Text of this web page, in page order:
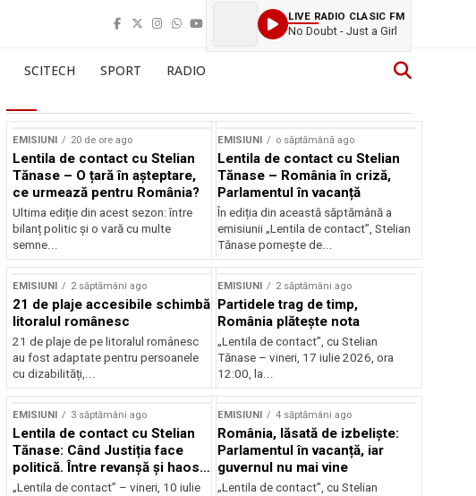
LIVE RADIO CLASIC FM
No Doubt - Just a Girl
SCITECH SPORT RADIO
EMISIUNI 20 de ore ago
Lentila de contact cu Stelian
Tănase – O țară în așteptare,
ce urmează pentru România?
Ultima ediție din acest sezon: între
bilanț politic și o vară cu multe
semne...
EMISIUNI o săptămână ago
Lentila de contact cu Stelian
Tănase – România în criză,
Parlamentul în vacanță
În ediția din această săptămână a
emisiunii „Lentila de contact”, Stelian
Tănase pornește de...
EMISIUNI 2 săptămâni ago
21 de plaje accesibile schimbă
litoralul românesc
21 de plaje de pe litoralul românesc
au fost adaptate pentru persoanele
cu dizabilități,...
EMISIUNI 2 săptămâni ago
Partidele trag de timp,
România plătește nota
„Lentila de contact”, cu Stelian
Tănase – vineri, 17 iulie 2026, ora
12:00, la...
EMISIUNI 3 săptămâni ago
Lentila de contact cu Stelian
Tănase: Când Justiția face
politică. Între revanșă și haos
instituțional
„Lentila de contact” – vineri, 10 iulie
EMISIUNI 4 săptămâni ago
România, lăsată de izbeliște:
Parlamentul în vacanță, iar
guvernul nu mai vine
„Lentila de contact”, cu Stelian